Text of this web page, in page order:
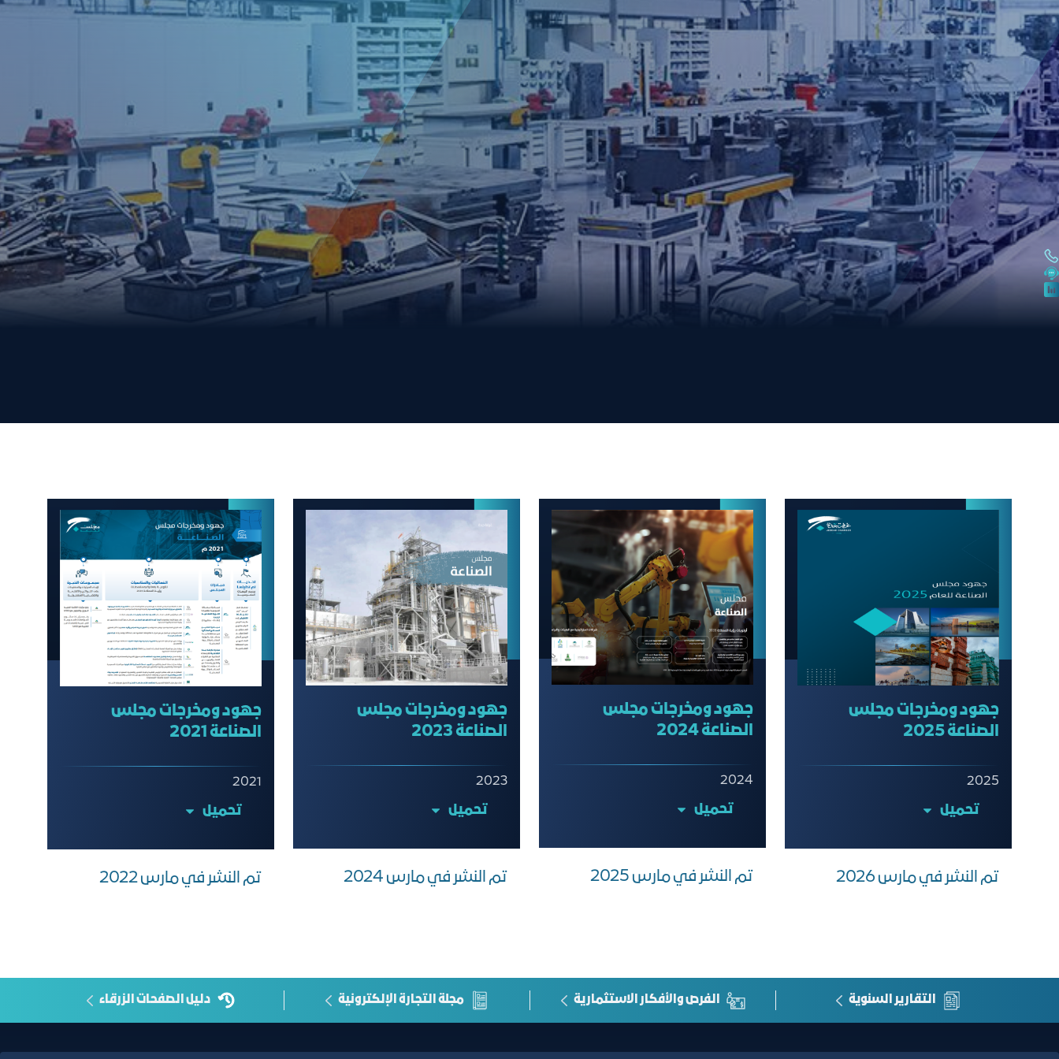
جهود ومخرجات مجلس
الصناعة 2025
2025
تحميل
تم النشر في مارس 2026
جهود ومخرجات مجلس
الصناعة 2024
2024
تحميل
تم النشر في مارس 2025
جهود ومخرجات مجلس
الصناعة 2023
2023
تحميل
تم النشر في مارس 2024
جهود ومخرجات مجلس
الصناعة 2021
2021
تحميل
تم النشر في مارس 2022
التقارير السنوية الفرص والأفكار الاستثمارية مجلة التجارة الإلكترونية دليل الصفحات الزرقاء